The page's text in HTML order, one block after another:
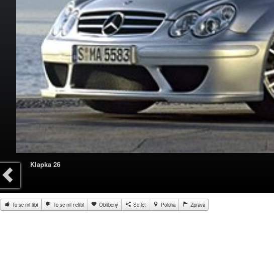
Klapka 26
To se mi líbí To se mi nelíbi Oblíbený Sdílet Poloha Zpráva